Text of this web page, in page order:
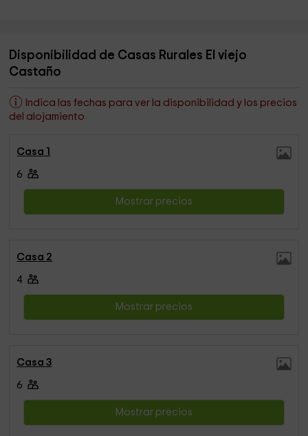
Disponibilidad de Casas Rurales El viejo
Castaño
Indica las fechas para ver la disponibilidad y los precios
del alojamiento
Casa 1
6
Mostrar precios
Casa 2
4
Mostrar precios
Casa 3
6
Mostrar precios